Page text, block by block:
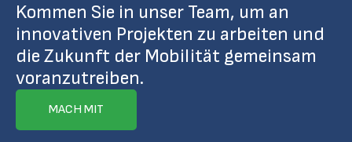
Kommen Sie in unser Team, um an
innovativen Projekten zu arbeiten und
die Zukunft der Mobilität gemeinsam
voranzutreiben.
MACH MIT